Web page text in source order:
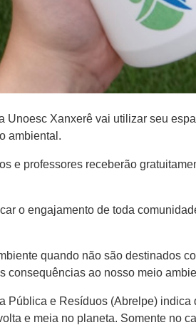
Xanxerê vai utilizar seu
ambiental.
e professores receberão
o engajamento de toda
quando não são destinados
consequências ao nosso meio
Pública e Resíduos (Abrelpe)
e meia no planeta. Somente no